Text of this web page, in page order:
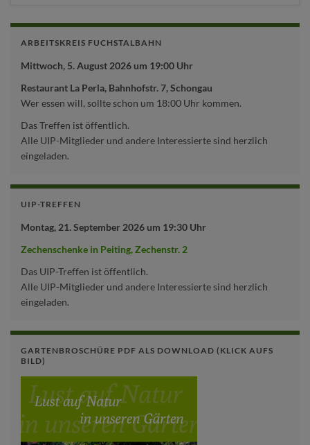
ARBEITSKREIS FUCHSTALBAHN
Mittwoch, 5. August 2026 um 19:00 Uhr
Restaurant La Perla, Bahnhofstr. 7, Schongau
Wer essen will, sollte schon um 18:00 Uhr kommen.
Das Treffen ist öffentlich.
Alle UIP-Mitglieder und andere Interessierte sind herzlich
eingeladen.
UIP-TREFFEN
Montag, 21. September 2026 um 19:30 Uhr
Zechenschenke in Peiting, Zechenstr. 2
Das UIP-Treffen ist öffentlich.
Alle UIP-Mitglieder und andere Interessierte sind herzlich
eingeladen.
GARTENBROSCHÜRE PDF ALS DOWNLOAD (KLICK AUFS
BILD)